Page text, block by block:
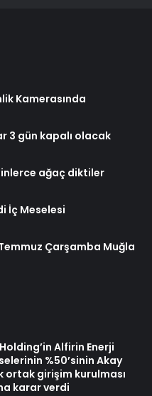
Kamerasında
3 gün kapalı olacak
ağaç diktiler
İç Meselesi
Çarşamba Muğla
Alfirin Enerji
%50’sinin Akay
ortak girişim kurulması
karar verdi